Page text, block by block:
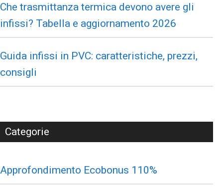
Che trasmittanza termica devono avere gli
infissi? Tabella e aggiornamento 2026
Guida infissi in PVC: caratteristiche, prezzi,
consigli
Categorie
Approfondimento Ecobonus 110%